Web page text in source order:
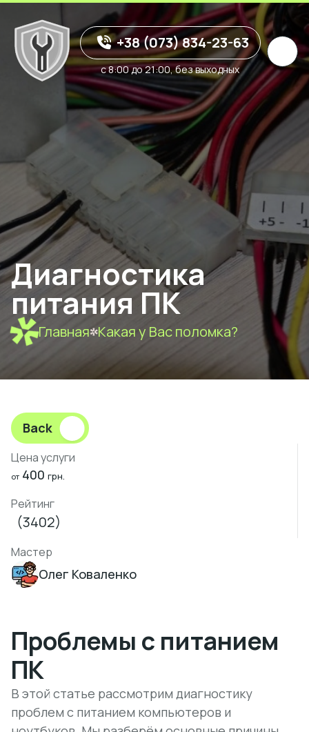
+38 (073) 834-23-63
с 8:00 до 21:00, без выходных
Диагностика
питания ПК
Главная Какая у Вас поломка?
Back
Цена услуги
от 400 грн.
Рейтинг
(3402)
Мастер
Олег Коваленко
Проблемы с питанием
ПК
В этой статье рассмотрим диагностику
проблем с питанием компьютеров и